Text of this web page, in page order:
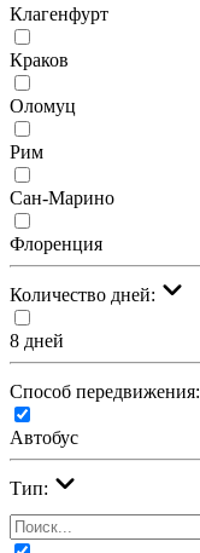
Клагенфурт
Краков
Оломуц
Рим
Сан-Марино
Флоренция
Количество дней:
8 дней
Cпособ передвижения:
Автобус
Тип: